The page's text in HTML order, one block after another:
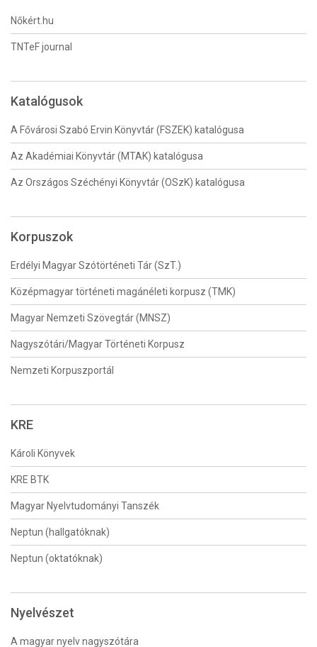
Nőkért.hu
TNTeF journal
Katalógusok
A Fővárosi Szabó Ervin Könyvtár (FSZEK) katalógusa
Az Akadémiai Könyvtár (MTAK) katalógusa
Az Országos Széchényi Könyvtár (OSzK) katalógusa
Korpuszok
Erdélyi Magyar Szótörténeti Tár (SzT.)
Középmagyar történeti magánéleti korpusz (TMK)
Magyar Nemzeti Szövegtár (MNSZ)
Nagyszótári/Magyar Történeti Korpusz
Nemzeti Korpuszportál
KRE
Károli Könyvek
KRE BTK
Magyar Nyelvtudományi Tanszék
Neptun (hallgatóknak)
Neptun (oktatóknak)
Nyelvészet
A magyar nyelv nagyszótára